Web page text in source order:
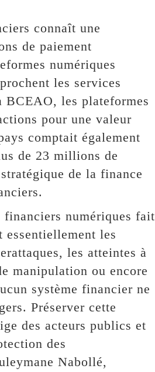
connaît une
de paiement
numériques
les services
BCEAO, les plateformes
pour une valeur
comptait également
de 23 millions de
de la finance
numériques fait
essentiellement les
les atteintes à
manipulation ou encore
système financier ne
Préserver cette
des acteurs publics et
des
Nabollé,